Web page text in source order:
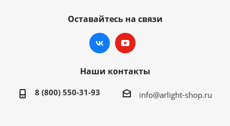
Оставайтесь на связи
Наши контакты
8 (800) 550-31-93 info@arlight-shop.ru